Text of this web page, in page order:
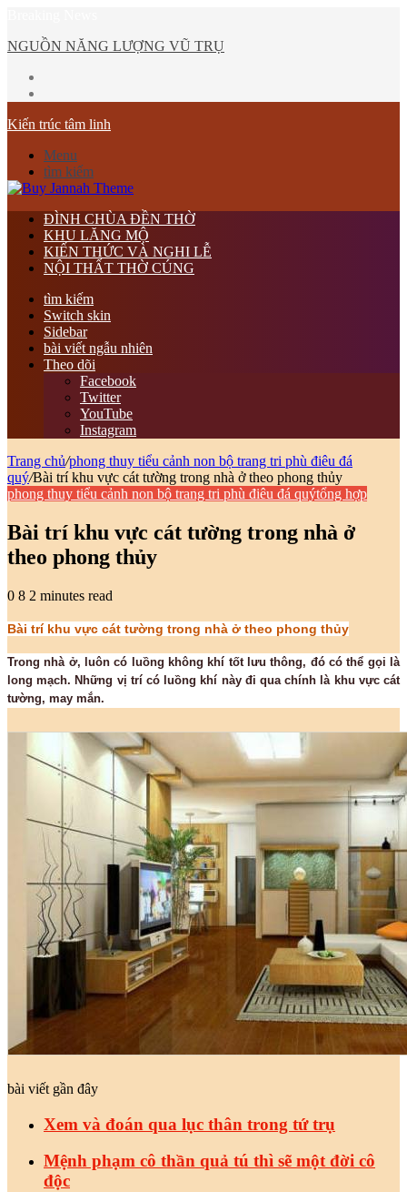
NGUỒN NĂNG LƯỢNG VŨ TRỤ
Kiến trúc tâm linh
Menu
tìm kiếm
ĐÌNH CHÙA ĐỀN THỜ
KHU LĂNG MỘ
KIẾN THỨC VÀ NGHI LỄ
NỘI THẤT THỜ CÚNG
tìm kiếm
Switch skin
Sidebar
bài viết ngẫu nhiên
Theo dõi
Facebook
Twitter
YouTube
Instagram
Trang chủ/phong thuy tiểu cảnh non bộ trang tri phù điêu đá
quý/Bài trí khu vực cát tường trong nhà ở theo phong thủy
phong thuy tiểu cảnh non bộ trang tri phù điêu đá quýtổng hợp
Bài trí khu vực cát tường trong nhà ở
theo phong thủy
0 8 2 minutes read
Bài trí khu vực cát tường trong nhà ở theo phong thủy
Trong nhà ở, luôn có luồng không khí tốt lưu thông, đó có thể gọi là
long mạch. Những vị trí có luồng khí này đi qua chính là khu vực cát
tường, may mắn.
bài viết gần đây
Xem và đoán qua lục thân trong tứ trụ
Mệnh phạm cô thần quả tú thì sẽ một đời cô
độc